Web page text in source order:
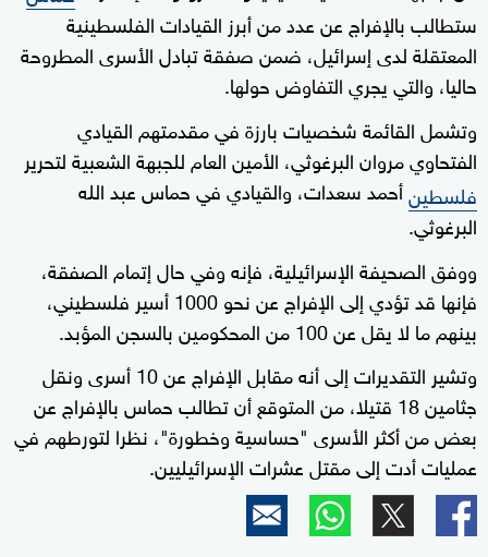
ستطالب بالإفراج عن عدد من أبرز القيادات الفلسطينية
المعتقلة لدى إسرائيل، ضمن صفقة تبادل الأسرى المطروحة
حاليا، والتي يجري التفاوض حولها.
وتشمل القائمة شخصيات بارزة في مقدمتهم القيادي
الفتحاوي مروان البرغوثي، الأمين العام للجبهة الشعبية لتحرير
فلسطينأحمد سعدات، والقيادي في حماس عبد الله
البرغوثي.
ووفق الصحيفة الإسرائيلية، فإنه وفي حال إتمام الصفقة،
فإنها قد تؤدي إلى الإفراج عن نحو 1000 أسير فلسطيني،
بينهم ما لا يقل عن 100 من المحكومين بالسجن المؤبد.
وتشير التقديرات إلى أنه مقابل الإفراج عن 10 أسرى ونقل
جثامين 18 قتيلا، من المتوقع أن تطالب حماس بالإفراج عن
بعض من أكثر الأسرى "حساسية وخطورة"، نظرا لتورطهم في
عمليات أدت إلى مقتل عشرات الإسرائيليين.